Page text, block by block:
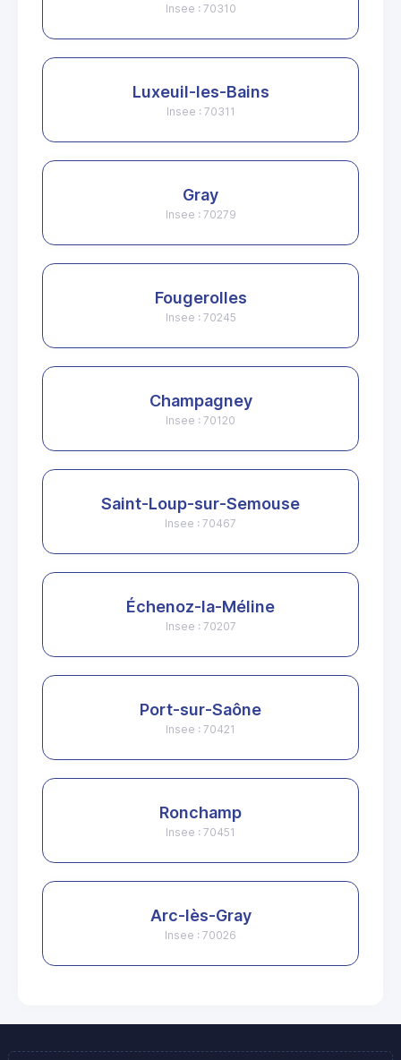
Insee : 70310
Luxeuil-les-Bains
Insee : 70311
Gray
Insee : 70279
Fougerolles
Insee : 70245
Champagney
Insee : 70120
Saint-Loup-sur-Semouse
Insee : 70467
Échenoz-la-Méline
Insee : 70207
Port-sur-Saône
Insee : 70421
Ronchamp
Insee : 70451
Arc-lès-Gray
Insee : 70026